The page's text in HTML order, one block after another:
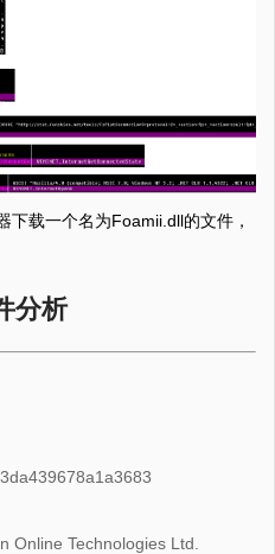
下载一个名为Foamii.dll的文件，
分析
Online Technologies Ltd.